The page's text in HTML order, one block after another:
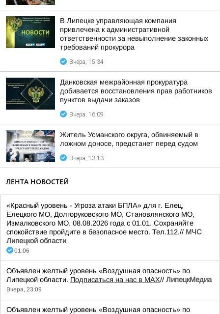
В Липецке управляющая компания
привлечена к административной
ответственности за невыполнение законных
требований прокурора
Вчера, 15:34
Данковская межрайонная прокуратура
добивается восстановления прав работников
пунктов выдачи заказов
Вчера, 16:09
Житель Усманского округа, обвиняемый в
ложном доносе, предстанет перед судом
Вчера, 13:13
ЛЕНТА НОВОСТЕЙ
«Красный уровень - Угроза атаки БПЛА» для г. Елец,
Елецкого МО, Долгоруковского МО, Становлянского МО,
Измалковского МО. 08.08.2026 года с 01.01. Сохраняйте
спокойствие пройдите в безопасное место. Тел.112.// МЧС
Липецкой области
01:06
Объявлен желтый уровень «Воздушная опасность» по
Липецкой области. Подписаться на нас в МАХ// ЛипецкМедиа
Вчера, 23:09
Объявлен желтый уровень «Воздушная опасность» по